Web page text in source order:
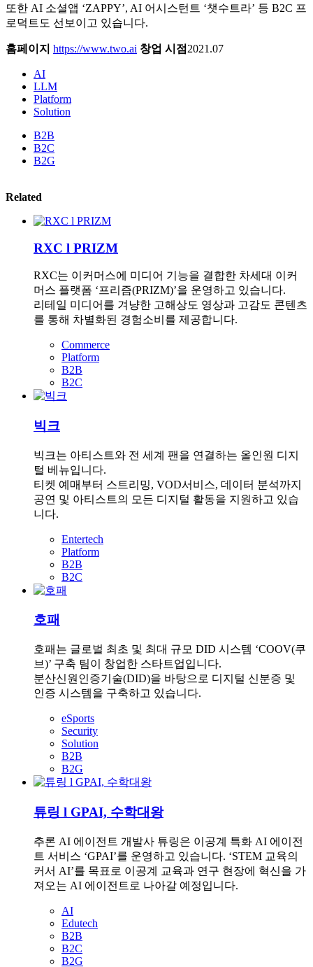
또한 AI 소셜앱 ‘ZAPPY’, AI 어시스턴트 ‘챗수트라’ 등 B2C 프
로덕트도 선보이고 있습니다.
홈페이지 https://www.two.ai 창업 시점 2021.07
AI
LLM
Platform
Solution
B2B
B2C
B2G
Related
RXC l PRIZM
RXC는 이커머스에 미디어 기능을 결합한 차세대 이커
머스 플랫폼 ‘프리즘(PRIZM)’을 운영하고 있습니다.
리테일 미디어를 겨냥한 고해상도 영상과 고감도 콘텐츠
를 통해 차별화된 경험소비를 제공합니다.
Commerce
Platform
B2B
B2C
빅크
빅크는 아티스트와 전 세계 팬을 연결하는 올인원 디지
털 베뉴입니다.
티켓 예매부터 스트리밍, VOD서비스, 데이터 분석까지
공연 및 아티스트의 모든 디지털 활동을 지원하고 있습
니다.
Entertech
Platform
B2B
B2C
호패
호패는 글로벌 최초 및 최대 규모 DID 시스템 ‘COOV(쿠
브)’ 구축 팀이 창업한 스타트업입니다.
분산신원인증기술(DID)을 바탕으로 디지털 신분증 및
인증 시스템을 구축하고 있습니다.
eSports
Security
Solution
B2B
B2G
튜링 l GPAI, 수학대왕
추론 AI 에이전트 개발사 튜링은 이공계 특화 AI 에이전
트 서비스 ‘GPAI’를 운영하고 있습니다. ‘STEM 교육의
커서 AI’를 목표로 이공계 교육과 연구 현장에 혁신을 가
져오는 AI 에이전트로 나아갈 예정입니다.
AI
Edutech
B2B
B2C
B2G